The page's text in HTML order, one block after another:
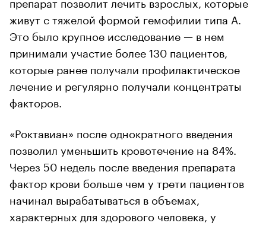
живут с тяжелой формой гемофилии типа А.
Это было крупное исследование — в нем
принимали участие более 130 пациентов,
которые ранее получали профилактическое
лечение и регулярно получали концентраты
факторов.
«Роктавиан» после однократного введения
позволил уменьшить кровотечение на 84%.
Через 50 недель после введения препарата
фактор крови больше чем у трети пациентов
начинал вырабатываться в объемах,
характерных для здорового человека, у